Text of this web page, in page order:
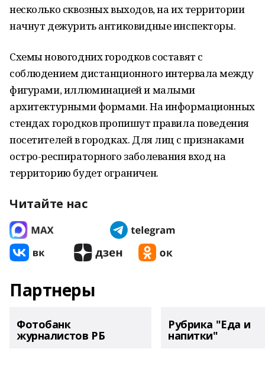
несколько сквозных выходов, на их территории
начнут дежурить антиковидные инспекторы.
Схемы новогодних городков составят с
соблюдением дистанционного интервала между
фигурами, иллюминацией и малыми
архитектурными формами. На информационных
стендах городков пропишут правила поведения
посетителей в городках. Для лиц с признаками
остро-респираторного заболевания вход на
территорию будет ограничен.
Читайте нас
Партнеры
Фотобанк
журналистов РБ
Рубрика "Еда и
напитки"